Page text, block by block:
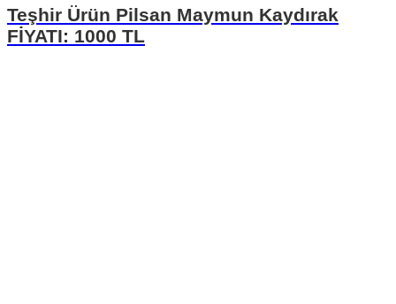
Teşhir Ürün Pilsan Maymun Kaydırak
FİYATI: 1000 TL